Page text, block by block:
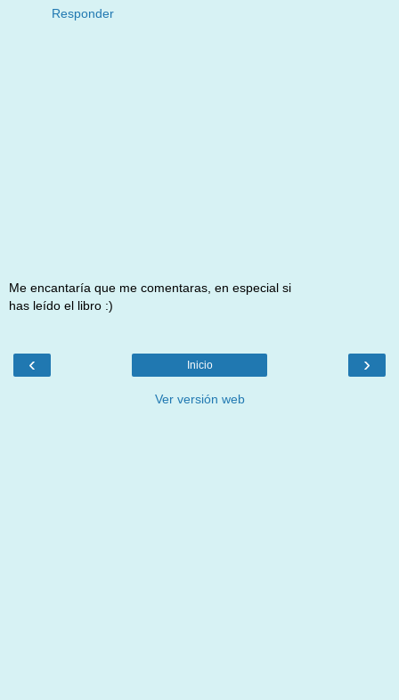
Responder
Me encantaría que me comentaras, en especial si
has leído el libro :)
‹ ›
Inicio
Ver versión web